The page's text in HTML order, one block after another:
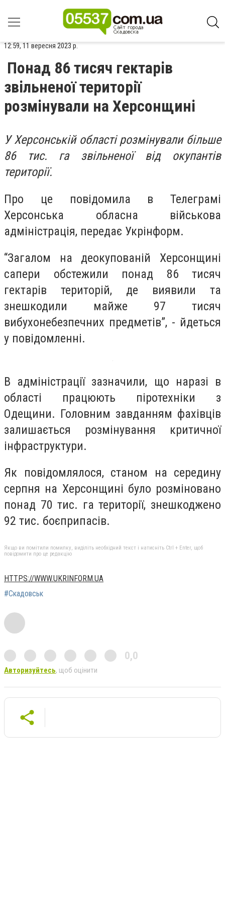
12:59, 11 вересня 2023 р.
Понад 86 тисяч гектарів
звільненої території
розмінували на Херсонщині
У Херсонській області розмінували більше
86 тис. га звільненої від окупантів
території.
Про це повідомила в Телеграмі
Херсонська обласна військова
адміністрація, передає Укрінформ.
“Загалом на деокупованій Херсонщині
сапери обстежили понад 86 тисяч
гектарів територій, де виявили та
знешкодили майже 97 тисяч
вибухонебезпечних предметів”, - йдеться
у повідомленні.
В адміністрації зазначили, що наразі в
області працюють піротехніки з
Одещини. Головним завданням фахівців
залишається розмінування критичної
інфраструктури.
Як повідомлялося, станом на середину
серпня на Херсонщині було розміновано
понад 70 тис. га території, знешкоджено
92 тис. боєприпасів.
Якщо ви помітили помилку, виділіть необхідний текст і натисніть Ctrl + Enter, щоб
повідомити про це редакцію
HTTPS://WWW.UKRINFORM.UA
#Скадовськ
0,0
Авторизуйтесь, щоб оцінити